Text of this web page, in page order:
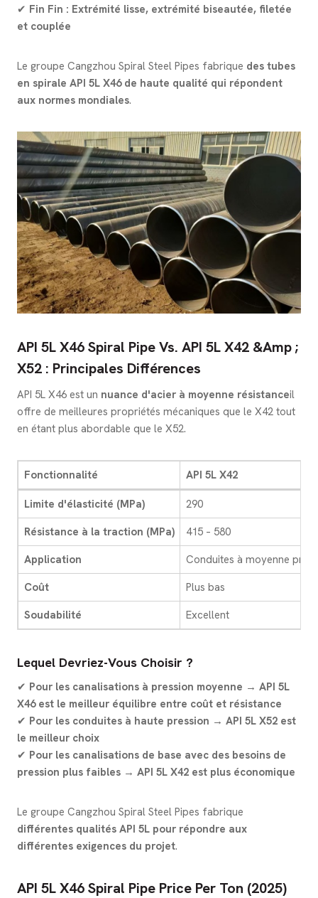
✔ Fin Fin : Extrémité lisse, extrémité biseautée, filetée
et couplée
Le groupe Cangzhou Spiral Steel Pipes fabrique des tubes
en spirale API 5L X46 de haute qualité qui répondent
aux normes mondiales.
API 5L X46 Spiral Pipe Vs. API 5L X42 &amp ;
X52 : Principales Différences
API 5L X46 est un nuance d'acier à moyenne résistanceil
offre de meilleures propriétés mécaniques que le X42 tout
en étant plus abordable que le X52.
Fonctionnalité API 5L X42
Limite d'élasticité (MPa)
290
Résistance à la traction (MPa)
415 – 580
Application
Conduites à moyenne
Coût
Plus bas
Soudabilité
Excellent
Lequel Devriez-Vous Choisir ?
✔ Pour les canalisations à pression moyenne → API 5L
X46 est le meilleur équilibre entre coût et résistance
✔ Pour les conduites à haute pression → API 5L X52 est
le meilleur choix
✔ Pour les canalisations de base avec des besoins de
pression plus faibles → API 5L X42 est plus économique
Le groupe Cangzhou Spiral Steel Pipes fabrique
différentes qualités API 5L pour répondre aux
différentes exigences du projet.
API 5L X46 Spiral Pipe Price Per Ton (2025)